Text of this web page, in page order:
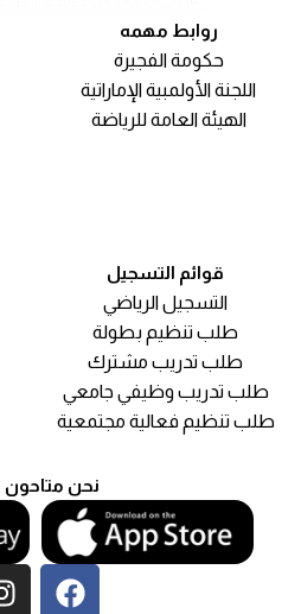
روابط مهمه
حكومة الفجيرة
اللجنة الأولمبية الإماراتية
الهيئة العامة للرياضة
قوائم التسجيل
التسجيل الرياضي
طلب تنظيم بطولة
طلب تدريب مشترك
طلب تدريب وظيفي جامعي
طلب تنظيم فعالية مجتمعية
نحن متاحون